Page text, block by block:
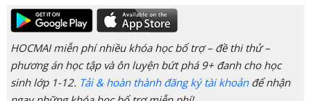
HOCMAI miễn phí nhiều khóa học bổ trợ – đề thi thử –
phương án học tập và ôn luyện bứt phá 9+ đanh cho học
sinh lớp 1-12. Tải & hoàn thành đăng ký tài khoảnđể nhận